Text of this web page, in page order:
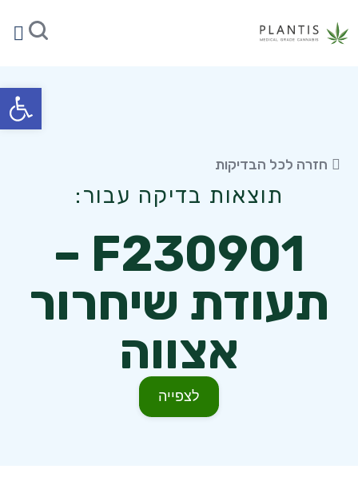
פתח
חזרה לכל הבדיקות
תוצאות בדיקה עבור:
F230901 –
תעודת שיחרור
אצווה
לצפייה